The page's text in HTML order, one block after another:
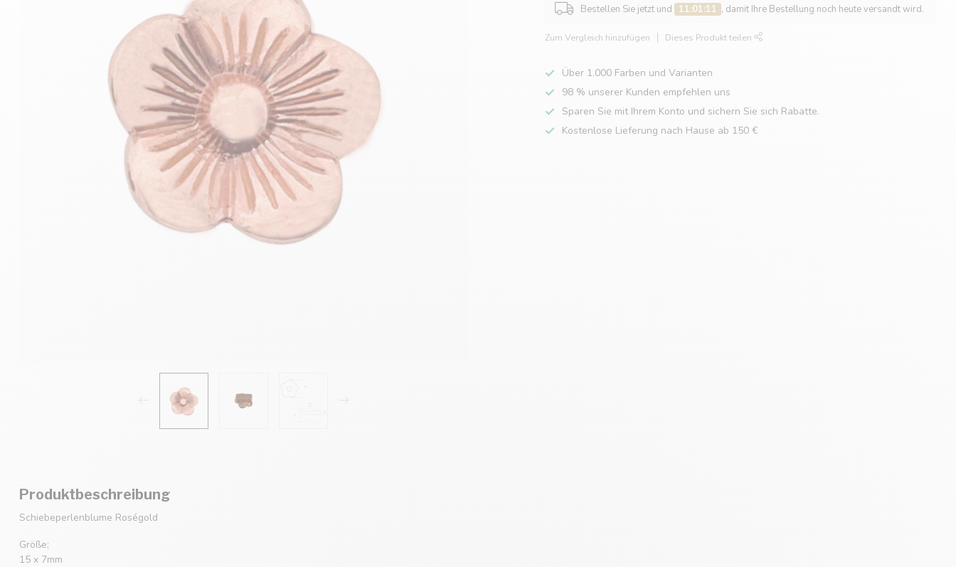
Bestellen Sie jetzt und 11:01:10 , damit Ihre Bestellung noch heute versandt wird.
Zum Vergleich hinzufügen Dieses Produkt teilen
Über 1.000 Farben und Varianten
98 % unserer Kunden empfehlen uns
Sparen Sie mit Ihrem Konto und sichern Sie sich Rabatte.
Kostenlose Lieferung nach Hause ab 150 €
Produktbeschreibung
Schiebeperlenblume Roségold
Größe;
15 x 7mm